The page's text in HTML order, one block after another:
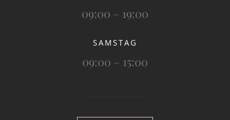
09:00 – 19:00
SAMSTAG
09:00 – 15:00